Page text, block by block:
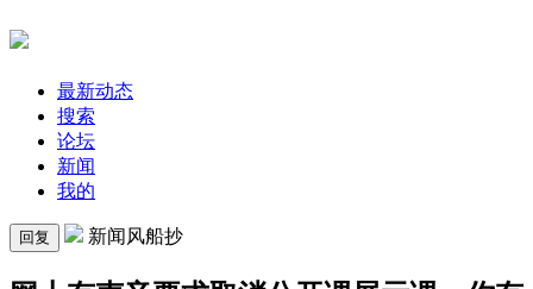
最新动态
搜索
论坛
新闻
我的
回复 新闻风船抄